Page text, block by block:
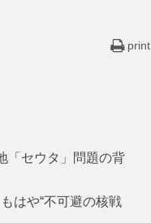
print
「セウタ」問題の背
はや“不可避の核戦